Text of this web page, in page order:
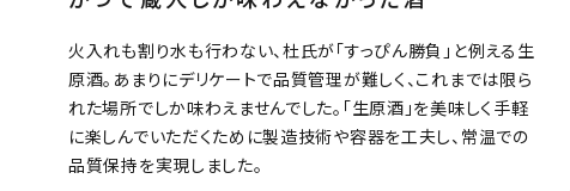
キーワードから探す
火入れも割り水も行わない、杜氏が「すっぴん勝負」と例える生
原酒。あまりにデリケートで品質管理が難しく、これまでは限ら
れた場所でしか味わえませんでした。「生原酒」を美味しく手軽
に楽しんでいただくために製造技術や容器を工夫し、常温での
品質保持を実現しました。